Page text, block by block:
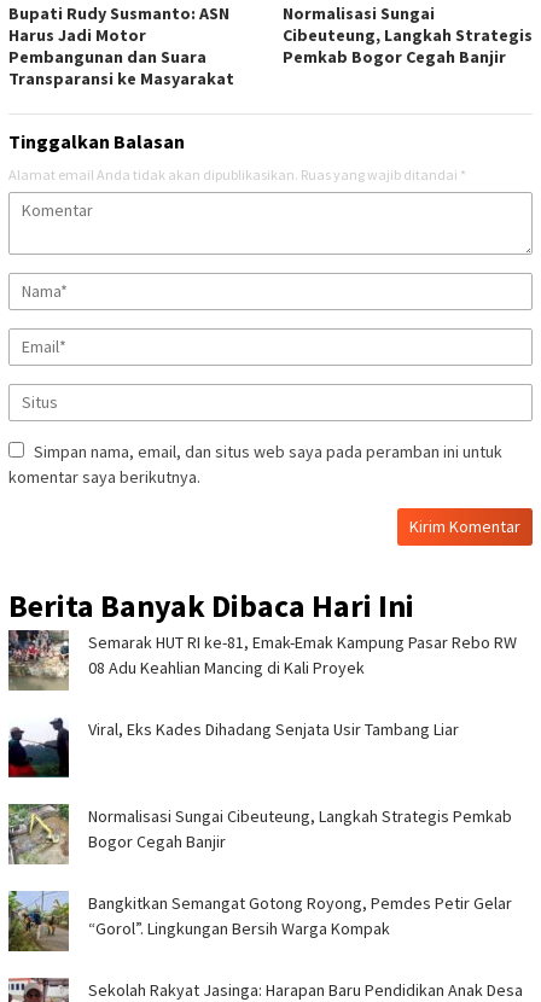
Bupati Rudy Susmanto: ASN
Harus Jadi Motor
Pembangunan dan Suara
Transparansi ke Masyarakat ‎
Normalisasi Sungai
Cibeuteung, Langkah Strategis
Pemkab Bogor Cegah Banjir
Tinggalkan Balasan
Alamat email Anda tidak akan dipublikasikan. Ruas yang wajib ditandai *
Simpan nama, email, dan situs web saya pada peramban ini untuk
komentar saya berikutnya.
Berita Banyak Dibaca Hari Ini
Semarak HUT RI ke-81, Emak-Emak Kampung Pasar Rebo RW
08 Adu Keahlian Mancing di Kali Proyek ‎
Viral, Eks Kades Dihadang Senjata Usir Tambang Liar
Normalisasi Sungai Cibeuteung, Langkah Strategis Pemkab
Bogor Cegah Banjir
Bangkitkan Semangat Gotong Royong, Pemdes Petir Gelar
“Gorol”. Lingkungan Bersih Warga Kompak ‎
Sekolah Rakyat Jasinga: Harapan Baru Pendidikan Anak Desa ‎